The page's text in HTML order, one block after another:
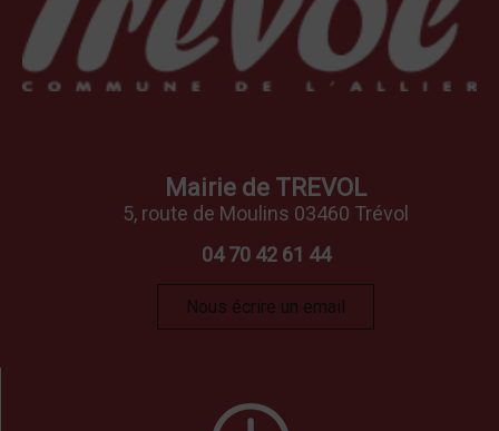
Mairie de TREVOL
5, route de Moulins 03460 Trévol
04 70 42 61 44
Nous écrire un email